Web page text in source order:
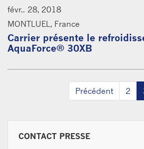
févr.. 28, 2018
MONTLUEL, France
Carrier présente le
AquaForce® 30XB
Précédent 2
CONTACT PRESSE